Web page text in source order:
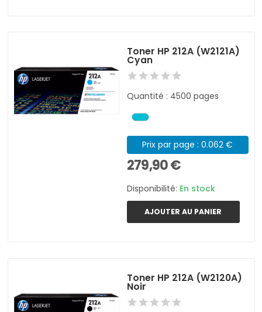
Toner HP 212A (W2121A)
Cyan
Quantité : 4500 pages
Prix par page : 0.062 €
279,90 €
Disponibilité: En stock
AJOUTER AU PANIER
Toner HP 212A (W2120A)
Noir